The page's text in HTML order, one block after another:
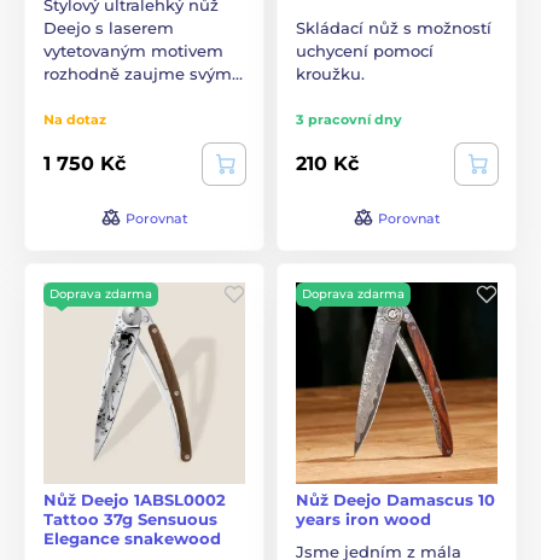
Stylový ultralehký nůž
Deejo s laserem
vytetovaným motivem
rozhodně zaujme svým…
Na dotaz
1 750 Kč
Porovnat
Skládací nůž s možností
uchycení pomocí
kroužku.
3 pracovní dny
210 Kč
Porovnat
Doprava zdarma
Nůž Deejo 1ABSL0002
Tattoo 37g Sensuous
Elegance snakewood
Doprava zdarma
Nůž Deejo Damascus 10
years iron wood
Jsme jedním z mála